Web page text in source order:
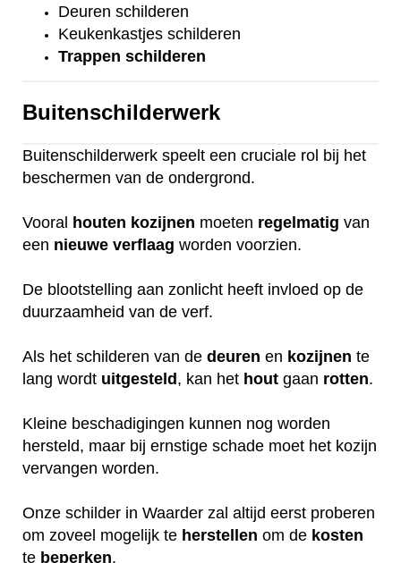
Deuren schilderen
Keukenkastjes schilderen
Trappen schilderen
Buitenschilderwerk
Buitenschilderwerk speelt een cruciale rol bij het
beschermen van de ondergrond.
Vooral houten kozijnen moeten regelmatig van
een nieuwe verflaag worden voorzien.
De blootstelling aan zonlicht heeft invloed op de
duurzaamheid van de verf.
Als het schilderen van de deuren en kozijnen te
lang wordt uitgesteld, kan het hout gaan rotten.
Kleine beschadigingen kunnen nog worden
hersteld, maar bij ernstige schade moet het kozijn
vervangen worden.
Onze schilder in Waarder zal altijd eerst proberen
om zoveel mogelijk te herstellen om de kosten
te beperken.